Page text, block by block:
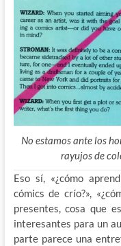
No estamos ante los
rayujos de
Eso sí, «¿cómo
cómics de crío?»,
presentes, cosa que
interesantes para un
parte parece una